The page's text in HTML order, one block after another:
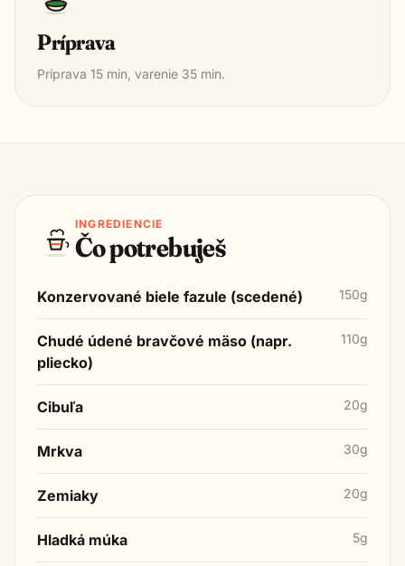
Príprava
Príprava 15 min, varenie 35 min.
INGREDIENCIE
Čo potrebuješ
Konzervované biele fazule (scedené) 150g
Chudé údené bravčové mäso (napr.
pliecko)
110g
Cibuľa 20g
Mrkva 30g
Zemiaky 20g
Hladká múka 5g